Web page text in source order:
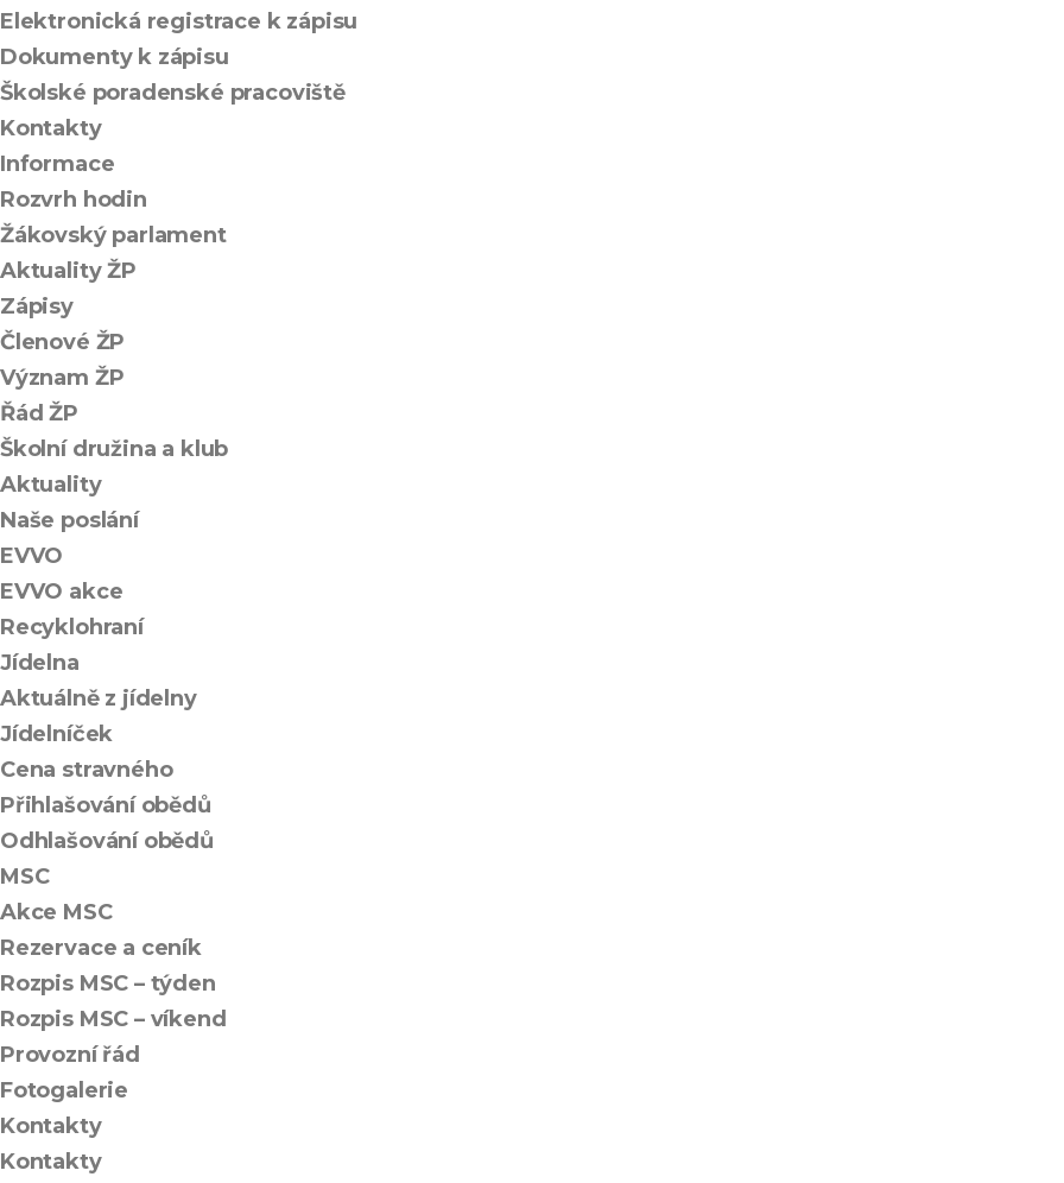
Elektronická registrace k zápisu
Dokumenty k zápisu
Školské poradenské pracoviště
Kontakty
Informace
Rozvrh hodin
Žákovský parlament
Aktuality ŽP
Zápisy
Členové ŽP
Význam ŽP
Řád ŽP
Školní družina a klub
Aktuality
Naše poslání
EVVO
EVVO akce
Recyklohraní
Jídelna
Aktuálně z jídelny
Jídelníček
Cena stravného
Přihlašování obědů
Odhlašování obědů
MSC
Akce MSC
Rezervace a ceník
Rozpis MSC – týden
Rozpis MSC – víkend
Provozní řád
Fotogalerie
Kontakty
Kontakty